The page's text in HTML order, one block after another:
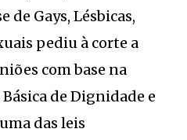
de Gays, Lésbicas,
pediu à corte a
com base na
de Dignidade e
das leis